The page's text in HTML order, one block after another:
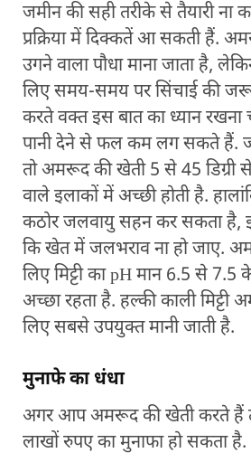
जमीन की सही तरीके से तैयारी ना
प्रक्रिया में दिक्कतें आ सकती हैं.
उगने वाला पौधा माना जाता है,
लिए समय-समय पर सिंचाई की
करते वक्त इस बात का ध्यान रखना
पानी देने से फल कम लग सकते हैं.
तो अमरूद की खेती 5 से 45 डिग्री
वाले इलाकों में अच्छी होती है.
कठोर जलवायु सहन कर सकता है,
कि खेत में जलभराव ना हो जाए.
लिए मिट्टी का pH मान 6.5 से 7.5
अच्छा रहता है. हल्की काली
लिए सबसे उपयुक्त मानी जाती है.
मुनाफे का धंधा
अगर आप अमरूद की खेती करते हैं
लाखों रुपए का मुनाफा हो सकता